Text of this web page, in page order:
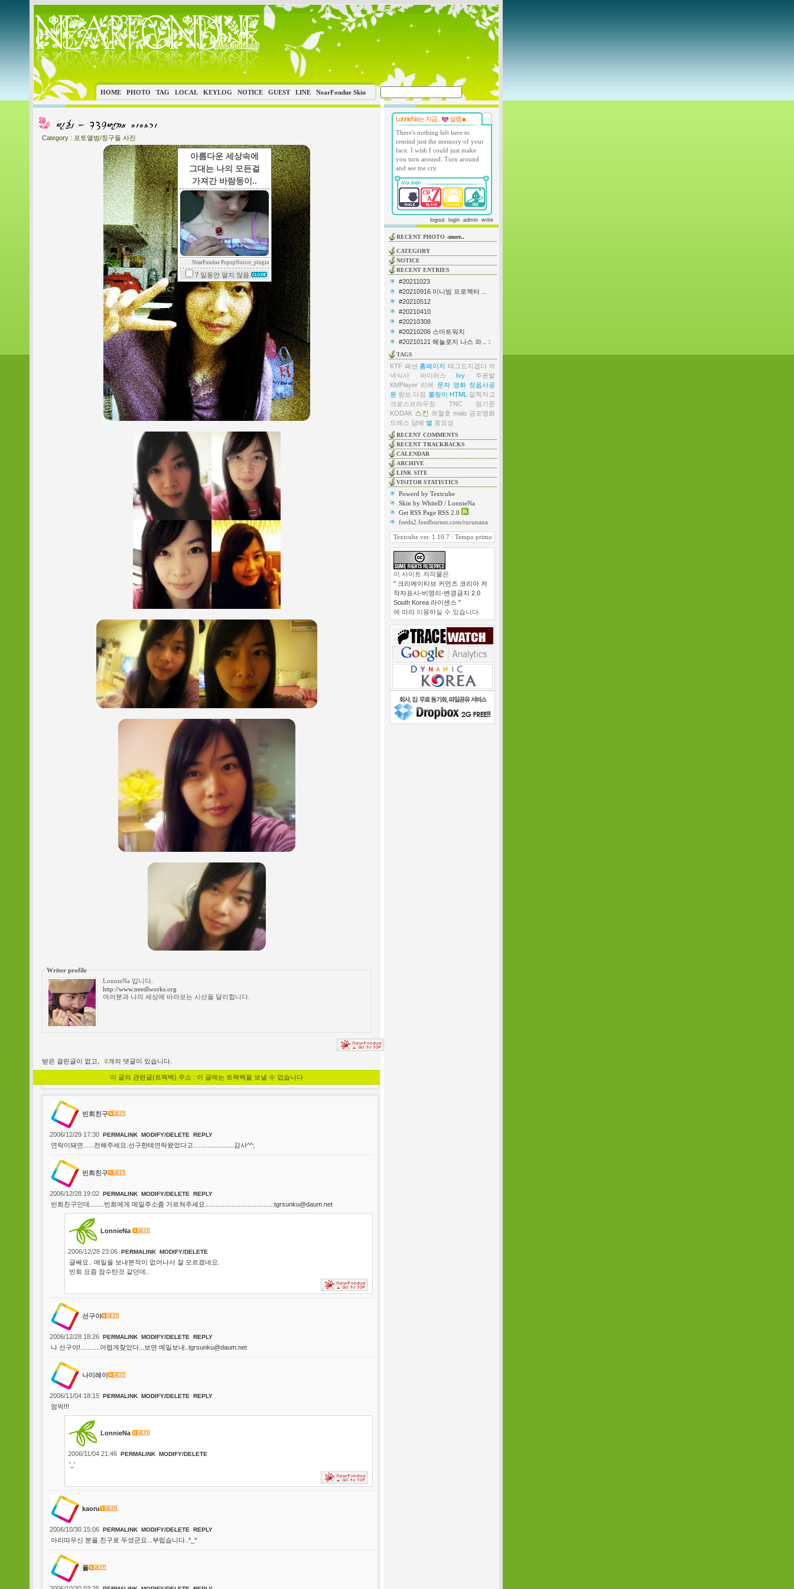
아름다운 세상속에
그대는 나의 모든걸
가져간 바람둥이..
NearFondue PopupNotice_plugin
7 일동안 열지 않음
HOME PHOTO TAG LOCAL KEYLOG NOTICE GUEST LINE NearFondue Skin
Category : 포토앨범/칭구들 사진
Writer profile
LonnieNa 입니다.
http://www.needlworks.org
여러분과 나의 세상에 바라보는 시선을 달리합니다.
받은 걸린글이 없고, 8개의 댓글이 있습니다.
이 글의 관련글(트랙백) 주소 : 이 글에는 트랙백을 보낼 수 없습니다
빈희친구
2006/12/29 17:30 PERMALINK MODIFY/DELETE REPLY
연락이돼면......전해주세요.선구한테연락왔었다고.......................감사^^;
빈희친구
2006/12/28 19:02 PERMALINK MODIFY/DELETE REPLY
빈희친구인데........빈희에게 메일주소좀 가르쳐주셰요.......................................tgrsunku@daum.net
LonnieNa
2006/12/28 23:06 PERMALINK MODIFY/DELETE
글쎄요.. 메일을 보내본적이 없어나서 잘 모르겠네요.
빈희 요즘 잠수탄것 같던데..
선구야
2006/12/28 18:26 PERMALINK MODIFY/DELETE REPLY
나 선구야!...........어렵게찾았다...보면 메일보내..tgrsunku@daum.net
나미레이
2006/11/04 18:15 PERMALINK MODIFY/DELETE REPLY
엄먹!!!
LonnieNa
2006/11/04 21:46 PERMALINK MODIFY/DELETE
'_'
kaoru
2006/10/30 15:06 PERMALINK MODIFY/DELETE REPLY
아리따우신 분을 친구로 두셨군요...부럽습니다..*_*
폴
LonnieNa는 지금..
설렘
There's nothing left here to
remind just the memory of your
face. I wish I could just make
you turn around. Turn around
and see me cry.
logout login admin write
RECENT PHOTO -more..
CATEGORY
NOTICE
RECENT ENTRIES
#20211023
#20210916 미니빔 프로젝터 ...
#20210512
#20210410
#20210308
#20210206 스마트워치
#20210121 헤놀로지 나스 와...
2
TAGS
KTF 패션 홈페이지 태그도지겹다 저
녁식사
바이러스 Ivy
주윤발
KMPlayer 리에 문자 영화 정읍사공
원 랑쑈 다짐 쫄랑이 HTML
일찍자고
크로스브라우징
TNC
엄기준
KODAK 스킨 최철호 malo 공포영화
드레스 담배 별 중요성
RECENT COMMENTS
RECENT TRACKBACKS
CALENDAR
ARCHIVE
LINK SITE
VISITOR STATISTICS
Powerd by Textcube
Skin by WhiteD / LonnieNa
Get RSS Page RSS 2.0
feeds2.feedburner.com/rurunana
Textcube ver. 1.10.7 : Tempo primo
이 사이트 저작물은
" 크리에이티브 커먼즈 코리아 저
작자표시-비영리-변경금지 2.0
South Korea 라이센스 "
에 따라 이용하실 수 있습니다.